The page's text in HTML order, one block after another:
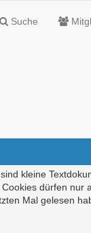
Suche
kleine
dürfen nur
Mal gelesen